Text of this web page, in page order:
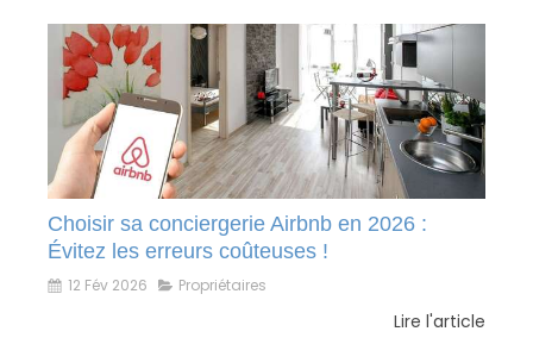
Choisir sa conciergerie Airbnb en 2026 :
Évitez les erreurs coûteuses !
12 Fév 2026 Propriétaires
Lire l'article